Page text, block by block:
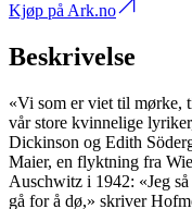
Kjøp på Ark.no
Beskrivelse
«Vi som er viet til mørke,
vår store kvinnelige
Dickinson og Edith
Maier, en flyktning fra
Auschwitz i 1942: «Jeg
gå for å dø,» skriver